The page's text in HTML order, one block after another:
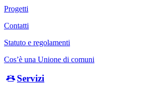
Progetti
Contatti
Statuto e regolamenti
Cos’è una Unione di comuni
Servizi